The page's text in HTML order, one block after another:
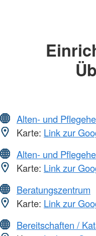
Alten- und
Karte: Link zur
Alten- und
Karte: Link zur
Beratungszentrum
Karte: Link zur
Bereitschaften /